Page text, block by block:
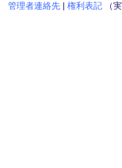
管理者連絡先 | 権利表記 （